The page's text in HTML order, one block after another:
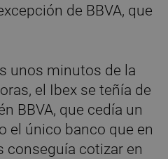
de BBVA, que
unos minutos de la
el Ibex se teñía de
BBVA, que cedía un
el único banco que en
conseguía cotizar en